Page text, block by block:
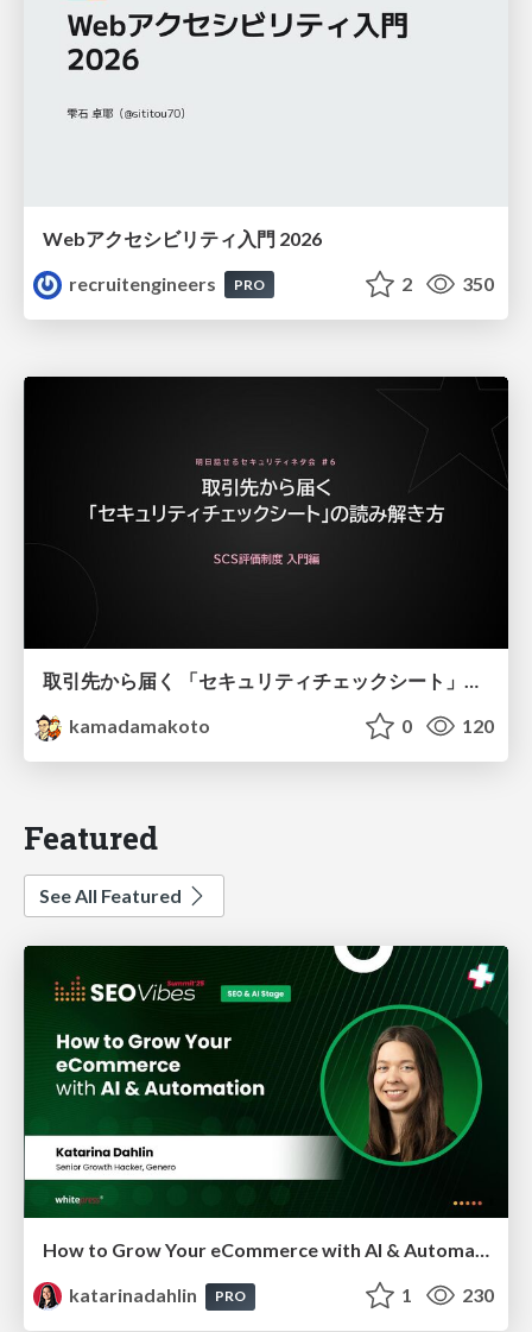
Webアクセシビリティ入門 2026
recruitengineers
PRO 2 350
取引先から届く 「セキュリティチェックシート」の読み解き方
kamadamakoto
0 120
Featured
See All Featured
How to Grow Your eCommerce with AI & Automation
katarinadahlin
PRO 1 230